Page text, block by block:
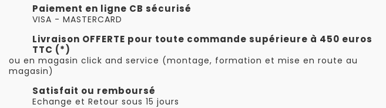
Paiement en ligne CB sécurisé
VISA - MASTERCARD
Livraison OFFERTE pour toute commande supérieure à 450 euros
TTC (*)
ou en magasin click and service (montage, formation et mise en route au
magasin)
Satisfait ou remboursé
Echange et Retour sous 15 jours